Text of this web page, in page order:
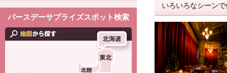
いろいろなシーン
バースデーサプライズスポット検索